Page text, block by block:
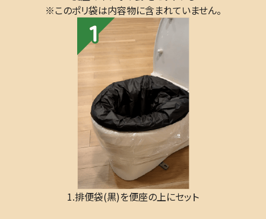
※このポリ袋は内容物に含まれていません。
1.排便袋(黒)を便座の上にセット